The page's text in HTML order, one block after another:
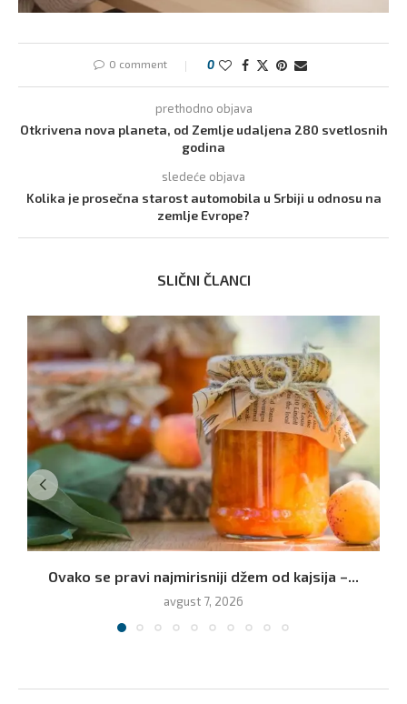
0 comment 0
prethodno objava
Otkrivena nova planeta, od Zemlje udaljena 280 svetlosnih
godina
sledeće objava
Kolika je prosečna starost automobila u Srbiji u odnosu na
zemlje Evrope?
SLIČNI ČLANCI
Ovako se pravi najmirisniji džem od kajsija –...
avgust 7, 2026